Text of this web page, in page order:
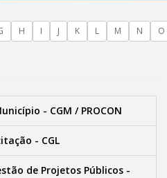
H I J K L M N O
- CGM / PROCON
- CGL
de Projetos Públicos -